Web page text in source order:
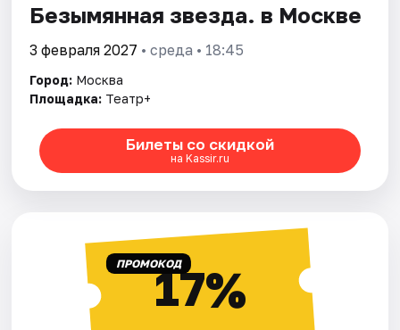
Безымянная звезда. в Москве
3 февраля 2027 • среда • 18:45
Город: Москва
Площадка: Театр+
Билеты со скидкой
на Kassir.ru
ПРОМОКОД17%